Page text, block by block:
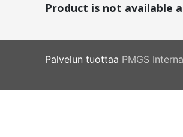
Product is not available
Palvelun tuottaa PMGS